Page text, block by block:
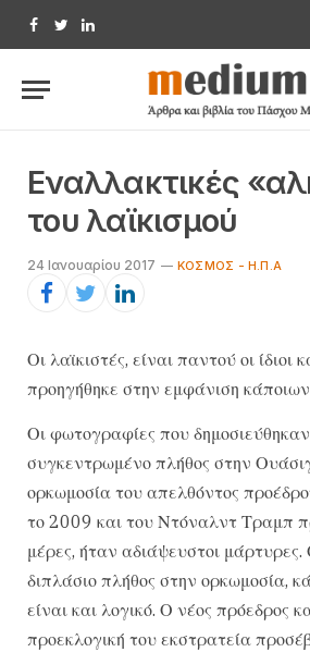
Facebook
TwitterLinkedIn
Εναλλακτικές
του λαϊκισμού
24 Ιανουαρίου 2017 ΚΌΣΜΟΣ - Η.Π.Α
Οι λαϊκιστές, είναι παντού οι
προηγήθηκε στην εμφάνιση
Οι φωτογραφίες που
συγκεντρωμένο πλήθος στην
ορκωμοσία του απελθόντος
το 2009 και του Ντόναλντ Τραμπ
μέρες, ήταν αδιάψευστοι
διπλάσιο πλήθος στην ορκωμοσία,
είναι και λογικό. Ο νέος πρόεδρος
προεκλογική του εκστρατεία